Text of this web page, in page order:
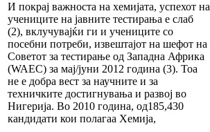
И покрај важноста на хемијата, успехот на
учениците на јавните тестирања е слаб
(2), вклучувајќи ги и учениците со
посебни потреби, извештајот на шефот на
Советот за тестирање од Западна Африка
(WAEC) за мај/јуни 2012 година (3). Тоа
не е добра вест за научните и за
техничките достигнувања и развој во
Нигерија. Во 2010 година, од185,430
кандидати кои полагаа Хемија,